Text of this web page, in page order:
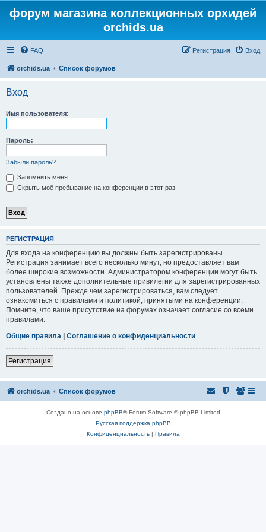
форум магазина коллекционных орхидей
orchids.ua
FAQ Вход
Регистрация
orchids.ua Список форумов
Вход
Имя пользователя:
Пароль:
Забыли пароль?
Запомнить меня
Скрыть моё пребывание на конференции в этот раз
РЕГИСТРАЦИЯ
Для входа на конференцию вы должны быть зарегистрированы.
Регистрация занимает всего несколько минут, но предоставляет вам
более широкие возможности. Администратором конференции могут быть
установлены также дополнительные привилегии для зарегистрированных
пользователей. Прежде чем зарегистрироваться, вам следует
ознакомиться с правилами и политикой, принятыми на конференции.
Помните, что ваше присутствие на форумах означает согласие со всеми
правилами.
Общие правила | Соглашение о конфиденциальности
Регистрация
orchids.ua Список форумов
Создано на основе phpBB® Forum Software © phpBB Limited
Русская поддержка phpBB
Конфиденциальность| Правила